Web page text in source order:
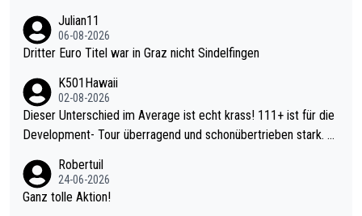
Julian11
06-08-2026
Dritter Euro Titel war in Graz nicht Sindelfingen
K501Hawaii
02-08-2026
Dieser Unterschied im Average ist echt krass! 111+ ist für die
Development- Tour überragend und schonübertrieben stark. U
mal 40+ erst recht. Da gewinnst keinen Blumentopf - ist ja noc
h krasser wie ein Pokalspiel eines Kreisligisten vs einem Bund
Robertuil
24-06-2026
Ganz tolle Aktion!